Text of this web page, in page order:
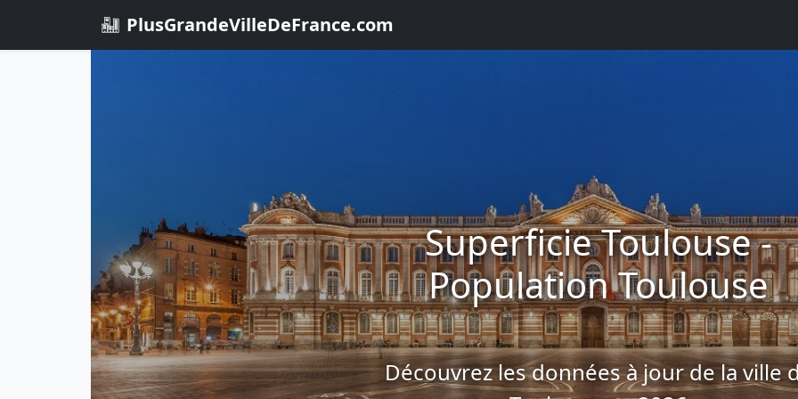
PlusGrandeVilleDeFrance.com
Superficie Toulouse -
Population Toulouse
Découvrez les données à jour de la ville